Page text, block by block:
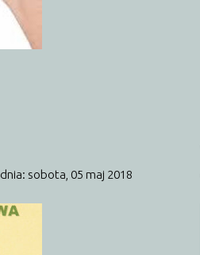
dnia: sobota, 05 maj 2018